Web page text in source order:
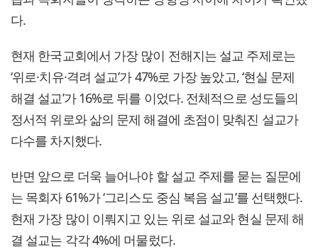
다.
현재 한국교회에서 가장 많이 전해지는 설교 주제로는
‘위로·치유·격려 설교’가 47%로 가장 높았고, ‘현실 문제
해결 설교’가 16%로 뒤를 이었다. 전체적으로 성도들의
정서적 위로와 삶의 문제 해결에 초점이 맞춰진 설교가
다수를 차지했다.
반면 앞으로 더욱 늘어나야 할 설교 주제를 묻는 질문에
는 목회자 61%가 ‘그리스도 중심 복음 설교’를 선택했다.
현재 가장 많이 이뤄지고 있는 위로 설교와 현실 문제 해
결 설교는 각각 4%에 머물렀다.